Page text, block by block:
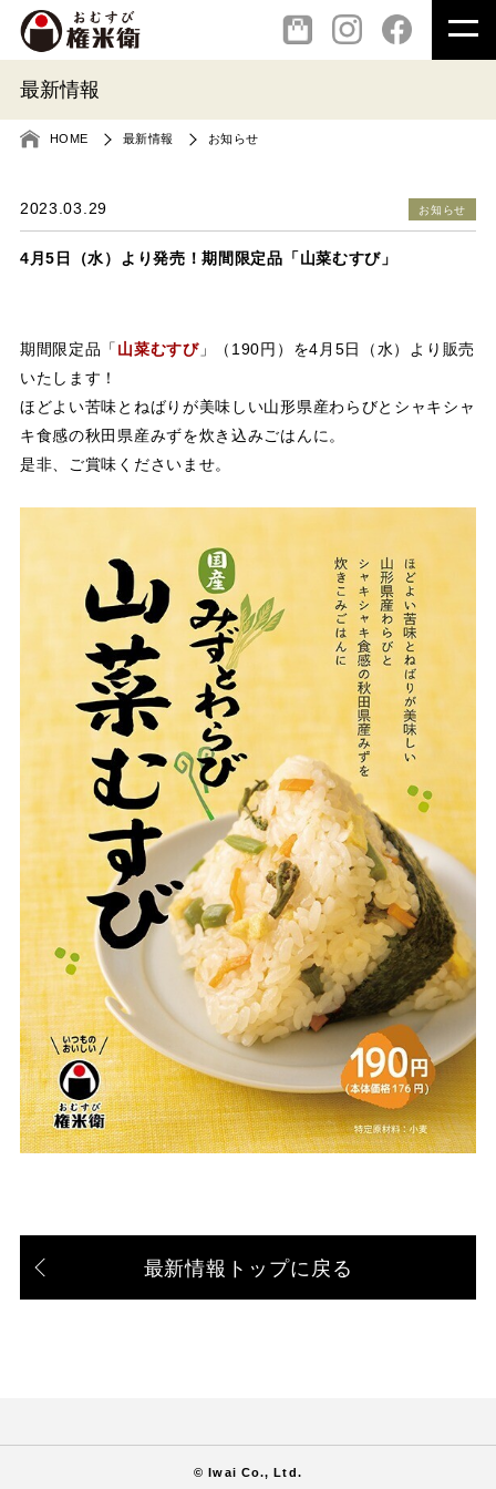
最新情報
HOME 最新情報 お知らせ
2023.03.29 お知らせ
4月5日（水）より発売！期間限定品「山菜むすび」
期間限定品「 山菜むすび」（190円）を4月5日（水）より販売
いたします！
ほどよい苦味とねばりが美味しい山形県産わらびとシャキシャ
キ食感の秋田県産みずを炊き込みごはんに。
是非、ご賞味くださいませ。
最新情報トップに戻る
© Iwai Co., Ltd.